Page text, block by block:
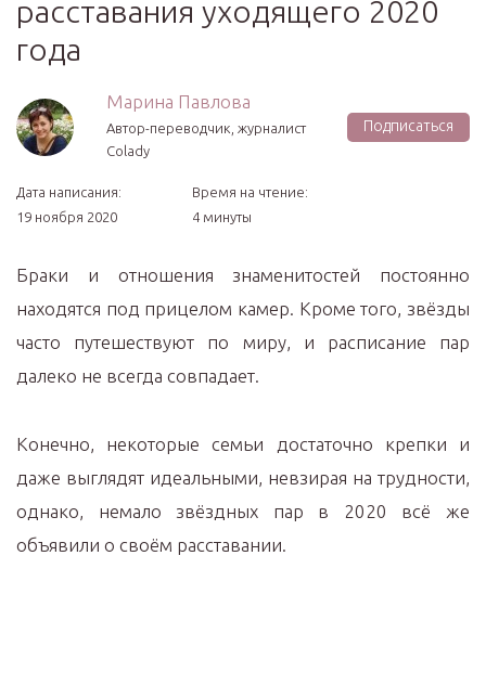
расставания уходящего 2020
года
Марина Павлова
Автор-переводчик, журналист
Colady
Подписаться
Дата написания:
19 ноября 2020
Время на чтение:
4 минуты
Браки и отношения знаменитостей постоянно
находятся под прицелом камер. Кроме того, звёзды
часто путешествуют по миру, и расписание пар
далеко не всегда совпадает.
Конечно, некоторые семьи достаточно крепки и
даже выглядят идеальными, невзирая на трудности,
однако, немало звёздных пар в 2020 всё же
объявили о своём расставании.